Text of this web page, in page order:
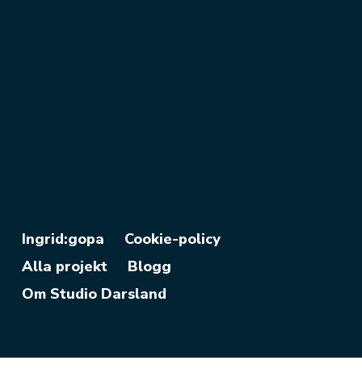
Ingrid:gopa
Cookie-policy
Alla projekt
Blogg
Om Studio Darsland